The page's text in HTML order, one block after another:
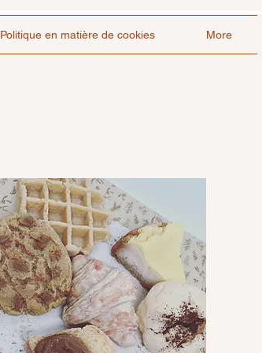
Politique en matière de cookies More